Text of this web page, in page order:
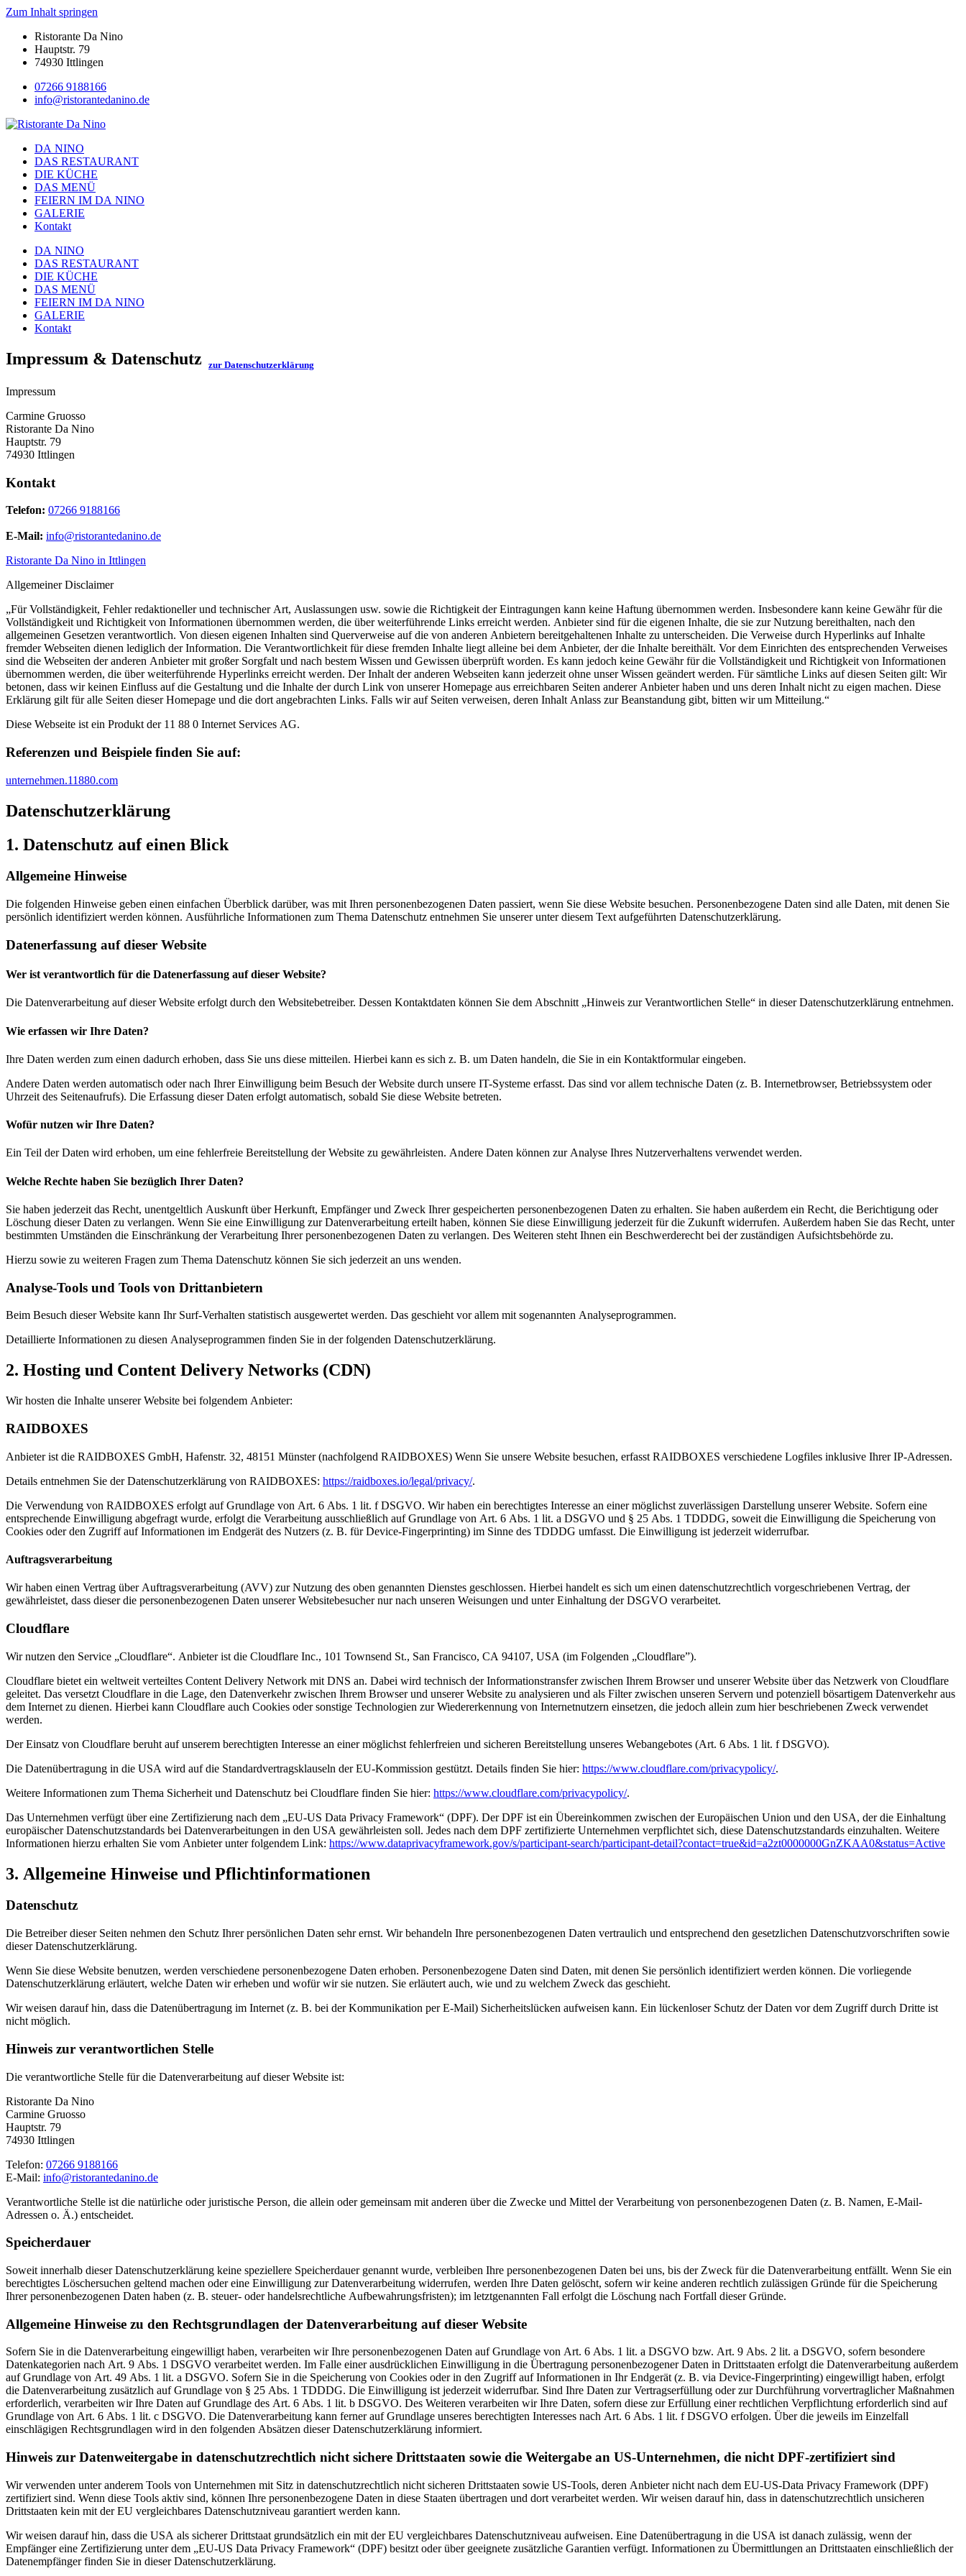
Zum Inhalt springen
Ristorante Da Nino
Hauptstr. 79
74930 Ittlingen
07266 9188166
info@ristorantedanino.de
DA NINO
DAS RESTAURANT
DIE KÜCHE
DAS MENÜ
FEIERN IM DA NINO
GALERIE
Kontakt
DA NINO
DAS RESTAURANT
DIE KÜCHE
DAS MENÜ
FEIERN IM DA NINO
GALERIE
Kontakt
Impressum & Datenschutz zur Datenschutzerklärung
Impressum
Carmine Gruosso
Ristorante Da Nino
Hauptstr. 79
74930 Ittlingen
Kontakt
Telefon: 07266 9188166
E-Mail: info@ristorantedanino.de
Ristorante Da Nino in Ittlingen
Allgemeiner Disclaimer
„Für Vollständigkeit, Fehler redaktioneller und technischer Art, Auslassungen usw. sowie die Richtigkeit der Eintragungen kann keine Haftung übernommen werden. Insbesondere kann keine Gewähr für die
Vollständigkeit und Richtigkeit von Informationen übernommen werden, die über weiterführende Links erreicht werden. Anbieter sind für die eigenen Inhalte, die sie zur Nutzung bereithalten, nach den
allgemeinen Gesetzen verantwortlich. Von diesen eigenen Inhalten sind Querverweise auf die von anderen Anbietern bereitgehaltenen Inhalte zu unterscheiden. Die Verweise durch Hyperlinks auf Inhalte
fremder Webseiten dienen lediglich der Information. Die Verantwortlichkeit für diese fremden Inhalte liegt alleine bei dem Anbieter, der die Inhalte bereithält. Vor dem Einrichten des entsprechenden Verweises
sind die Webseiten der anderen Anbieter mit großer Sorgfalt und nach bestem Wissen und Gewissen überprüft worden. Es kann jedoch keine Gewähr für die Vollständigkeit und Richtigkeit von Informationen
übernommen werden, die über weiterführende Hyperlinks erreicht werden. Der Inhalt der anderen Webseiten kann jederzeit ohne unser Wissen geändert werden. Für sämtliche Links auf diesen Seiten gilt: Wir
betonen, dass wir keinen Einfluss auf die Gestaltung und die Inhalte der durch Link von unserer Homepage aus erreichbaren Seiten anderer Anbieter haben und uns deren Inhalt nicht zu eigen machen. Diese
Erklärung gilt für alle Seiten dieser Homepage und die dort angebrachten Links. Falls wir auf Seiten verweisen, deren Inhalt Anlass zur Beanstandung gibt, bitten wir um Mitteilung.“
Diese Webseite ist ein Produkt der 11 88 0 Internet Services AG.
Referenzen und Beispiele finden Sie auf:​
unternehmen.11880.com
Datenschutz­erklärung
1. Datenschutz auf einen Blick
Allgemeine Hinweise
Die folgenden Hinweise geben einen einfachen Überblick darüber, was mit Ihren personenbezogenen Daten passiert, wenn Sie diese Website besuchen. Personenbezogene Daten sind alle Daten, mit denen Sie
persönlich identifiziert werden können. Ausführliche Informationen zum Thema Datenschutz entnehmen Sie unserer unter diesem Text aufgeführten Datenschutzerklärung.
Datenerfassung auf dieser Website
Wer ist verantwortlich für die Datenerfassung auf dieser Website?
Die Datenverarbeitung auf dieser Website erfolgt durch den Websitebetreiber. Dessen Kontaktdaten können Sie dem Abschnitt „Hinweis zur Verantwortlichen Stelle“ in dieser Datenschutzerklärung entnehmen.
Wie erfassen wir Ihre Daten?
Ihre Daten werden zum einen dadurch erhoben, dass Sie uns diese mitteilen. Hierbei kann es sich z. B. um Daten handeln, die Sie in ein Kontaktformular eingeben.
Andere Daten werden automatisch oder nach Ihrer Einwilligung beim Besuch der Website durch unsere IT-Systeme erfasst. Das sind vor allem technische Daten (z. B. Internetbrowser, Betriebssystem oder
Uhrzeit des Seitenaufrufs). Die Erfassung dieser Daten erfolgt automatisch, sobald Sie diese Website betreten.
Wofür nutzen wir Ihre Daten?
Ein Teil der Daten wird erhoben, um eine fehlerfreie Bereitstellung der Website zu gewährleisten. Andere Daten können zur Analyse Ihres Nutzerverhaltens verwendet werden.
Welche Rechte haben Sie bezüglich Ihrer Daten?
Sie haben jederzeit das Recht, unentgeltlich Auskunft über Herkunft, Empfänger und Zweck Ihrer gespeicherten personenbezogenen Daten zu erhalten. Sie haben außerdem ein Recht, die Berichtigung oder
Löschung dieser Daten zu verlangen. Wenn Sie eine Einwilligung zur Datenverarbeitung erteilt haben, können Sie diese Einwilligung jederzeit für die Zukunft widerrufen. Außerdem haben Sie das Recht, unter
bestimmten Umständen die Einschränkung der Verarbeitung Ihrer personenbezogenen Daten zu verlangen. Des Weiteren steht Ihnen ein Beschwerderecht bei der zuständigen Aufsichtsbehörde zu.
Hierzu sowie zu weiteren Fragen zum Thema Datenschutz können Sie sich jederzeit an uns wenden.
Analyse-Tools und Tools von Dritt­anbietern
Beim Besuch dieser Website kann Ihr Surf-Verhalten statistisch ausgewertet werden. Das geschieht vor allem mit sogenannten Analyseprogrammen.
Detaillierte Informationen zu diesen Analyseprogrammen finden Sie in der folgenden Datenschutzerklärung.
2. Hosting und Content Delivery Networks (CDN)
Wir hosten die Inhalte unserer Website bei folgendem Anbieter:
RAIDBOXES
Anbieter ist die RAIDBOXES GmbH, Hafenstr. 32, 48151 Münster (nachfolgend RAIDBOXES) Wenn Sie unsere Website besuchen, erfasst RAIDBOXES verschiedene Logfiles inklusive Ihrer IP-Adressen.
Details entnehmen Sie der Datenschutzerklärung von RAIDBOXES: https://raidboxes.io/legal/privacy/.
Die Verwendung von RAIDBOXES erfolgt auf Grundlage von Art. 6 Abs. 1 lit. f DSGVO. Wir haben ein berechtigtes Interesse an einer möglichst zuverlässigen Darstellung unserer Website. Sofern eine
entsprechende Einwilligung abgefragt wurde, erfolgt die Verarbeitung ausschließlich auf Grundlage von Art. 6 Abs. 1 lit. a DSGVO und § 25 Abs. 1 TDDDG, soweit die Einwilligung die Speicherung von
Cookies oder den Zugriff auf Informationen im Endgerät des Nutzers (z. B. für Device-Fingerprinting) im Sinne des TDDDG umfasst. Die Einwilligung ist jederzeit widerrufbar.
Auftragsverarbeitung
Wir haben einen Vertrag über Auftragsverarbeitung (AVV) zur Nutzung des oben genannten Dienstes geschlossen. Hierbei handelt es sich um einen datenschutzrechtlich vorgeschriebenen Vertrag, der
gewährleistet, dass dieser die personenbezogenen Daten unserer Websitebesucher nur nach unseren Weisungen und unter Einhaltung der DSGVO verarbeitet.
Cloudflare
Wir nutzen den Service „Cloudflare“. Anbieter ist die Cloudflare Inc., 101 Townsend St., San Francisco, CA 94107, USA (im Folgenden „Cloudflare”).
Cloudflare bietet ein weltweit verteiltes Content Delivery Network mit DNS an. Dabei wird technisch der Informationstransfer zwischen Ihrem Browser und unserer Website über das Netzwerk von Cloudflare
geleitet. Das versetzt Cloudflare in die Lage, den Datenverkehr zwischen Ihrem Browser und unserer Website zu analysieren und als Filter zwischen unseren Servern und potenziell bösartigem Datenverkehr aus
dem Internet zu dienen. Hierbei kann Cloudflare auch Cookies oder sonstige Technologien zur Wiedererkennung von Internetnutzern einsetzen, die jedoch allein zum hier beschriebenen Zweck verwendet
werden.
Der Einsatz von Cloudflare beruht auf unserem berechtigten Interesse an einer möglichst fehlerfreien und sicheren Bereitstellung unseres Webangebotes (Art. 6 Abs. 1 lit. f DSGVO).
Die Datenübertragung in die USA wird auf die Standardvertragsklauseln der EU-Kommission gestützt. Details finden Sie hier: https://www.cloudflare.com/privacypolicy/.
Weitere Informationen zum Thema Sicherheit und Datenschutz bei Cloudflare finden Sie hier: https://www.cloudflare.com/privacypolicy/.
Das Unternehmen verfügt über eine Zertifizierung nach dem „EU-US Data Privacy Framework“ (DPF). Der DPF ist ein Übereinkommen zwischen der Europäischen Union und den USA, der die Einhaltung
europäischer Datenschutzstandards bei Datenverarbeitungen in den USA gewährleisten soll. Jedes nach dem DPF zertifizierte Unternehmen verpflichtet sich, diese Datenschutzstandards einzuhalten. Weitere
Informationen hierzu erhalten Sie vom Anbieter unter folgendem Link: https://www.dataprivacyframework.gov/s/participant-search/participant-detail?contact=true&id=a2zt0000000GnZKAA0&status=Active
3. Allgemeine Hinweise und Pflicht­informationen
Datenschutz
Die Betreiber dieser Seiten nehmen den Schutz Ihrer persönlichen Daten sehr ernst. Wir behandeln Ihre personenbezogenen Daten vertraulich und entsprechend den gesetzlichen Datenschutzvorschriften sowie
dieser Datenschutzerklärung.
Wenn Sie diese Website benutzen, werden verschiedene personenbezogene Daten erhoben. Personenbezogene Daten sind Daten, mit denen Sie persönlich identifiziert werden können. Die vorliegende
Datenschutzerklärung erläutert, welche Daten wir erheben und wofür wir sie nutzen. Sie erläutert auch, wie und zu welchem Zweck das geschieht.
Wir weisen darauf hin, dass die Datenübertragung im Internet (z. B. bei der Kommunikation per E-Mail) Sicherheitslücken aufweisen kann. Ein lückenloser Schutz der Daten vor dem Zugriff durch Dritte ist
nicht möglich.
Hinweis zur verantwortlichen Stelle
Die verantwortliche Stelle für die Datenverarbeitung auf dieser Website ist:
Ristorante Da Nino
Carmine Gruosso
Hauptstr. 79
74930 Ittlingen
Telefon: 07266 9188166
E-Mail: info@ristorantedanino.de
Verantwortliche Stelle ist die natürliche oder juristische Person, die allein oder gemeinsam mit anderen über die Zwecke und Mittel der Verarbeitung von personenbezogenen Daten (z. B. Namen, E-Mail-
Adressen o. Ä.) entscheidet.
Speicherdauer
Soweit innerhalb dieser Datenschutzerklärung keine speziellere Speicherdauer genannt wurde, verbleiben Ihre personenbezogenen Daten bei uns, bis der Zweck für die Datenverarbeitung entfällt. Wenn Sie ein
berechtigtes Löschersuchen geltend machen oder eine Einwilligung zur Datenverarbeitung widerrufen, werden Ihre Daten gelöscht, sofern wir keine anderen rechtlich zulässigen Gründe für die Speicherung
Ihrer personenbezogenen Daten haben (z. B. steuer- oder handelsrechtliche Aufbewahrungsfristen); im letztgenannten Fall erfolgt die Löschung nach Fortfall dieser Gründe.
Allgemeine Hinweise zu den Rechtsgrundlagen der Datenverarbeitung auf dieser Website
Sofern Sie in die Datenverarbeitung eingewilligt haben, verarbeiten wir Ihre personenbezogenen Daten auf Grundlage von Art. 6 Abs. 1 lit. a DSGVO bzw. Art. 9 Abs. 2 lit. a DSGVO, sofern besondere
Datenkategorien nach Art. 9 Abs. 1 DSGVO verarbeitet werden. Im Falle einer ausdrücklichen Einwilligung in die Übertragung personenbezogener Daten in Drittstaaten erfolgt die Datenverarbeitung außerdem
auf Grundlage von Art. 49 Abs. 1 lit. a DSGVO. Sofern Sie in die Speicherung von Cookies oder in den Zugriff auf Informationen in Ihr Endgerät (z. B. via Device-Fingerprinting) eingewilligt haben, erfolgt
die Datenverarbeitung zusätzlich auf Grundlage von § 25 Abs. 1 TDDDG. Die Einwilligung ist jederzeit widerrufbar. Sind Ihre Daten zur Vertragserfüllung oder zur Durchführung vorvertraglicher Maßnahmen
erforderlich, verarbeiten wir Ihre Daten auf Grundlage des Art. 6 Abs. 1 lit. b DSGVO. Des Weiteren verarbeiten wir Ihre Daten, sofern diese zur Erfüllung einer rechtlichen Verpflichtung erforderlich sind auf
Grundlage von Art. 6 Abs. 1 lit. c DSGVO. Die Datenverarbeitung kann ferner auf Grundlage unseres berechtigten Interesses nach Art. 6 Abs. 1 lit. f DSGVO erfolgen. Über die jeweils im Einzelfall
einschlägigen Rechtsgrundlagen wird in den folgenden Absätzen dieser Datenschutzerklärung informiert.
Hinweis zur Datenweitergabe in datenschutzrechtlich nicht sichere Drittstaaten sowie die Weitergabe an US-Unternehmen, die nicht DPF-zertifiziert sind
Wir verwenden unter anderem Tools von Unternehmen mit Sitz in datenschutzrechtlich nicht sicheren Drittstaaten sowie US-Tools, deren Anbieter nicht nach dem EU-US-Data Privacy Framework (DPF)
zertifiziert sind. Wenn diese Tools aktiv sind, können Ihre personenbezogene Daten in diese Staaten übertragen und dort verarbeitet werden. Wir weisen darauf hin, dass in datenschutzrechtlich unsicheren
Drittstaaten kein mit der EU vergleichbares Datenschutzniveau garantiert werden kann.
Wir weisen darauf hin, dass die USA als sicherer Drittstaat grundsätzlich ein mit der EU vergleichbares Datenschutzniveau aufweisen. Eine Datenübertragung in die USA ist danach zulässig, wenn der
Empfänger eine Zertifizierung unter dem „EU-US Data Privacy Framework“ (DPF) besitzt oder über geeignete zusätzliche Garantien verfügt. Informationen zu Übermittlungen an Drittstaaten einschließlich der
Datenempfänger finden Sie in dieser Datenschutzerklärung.